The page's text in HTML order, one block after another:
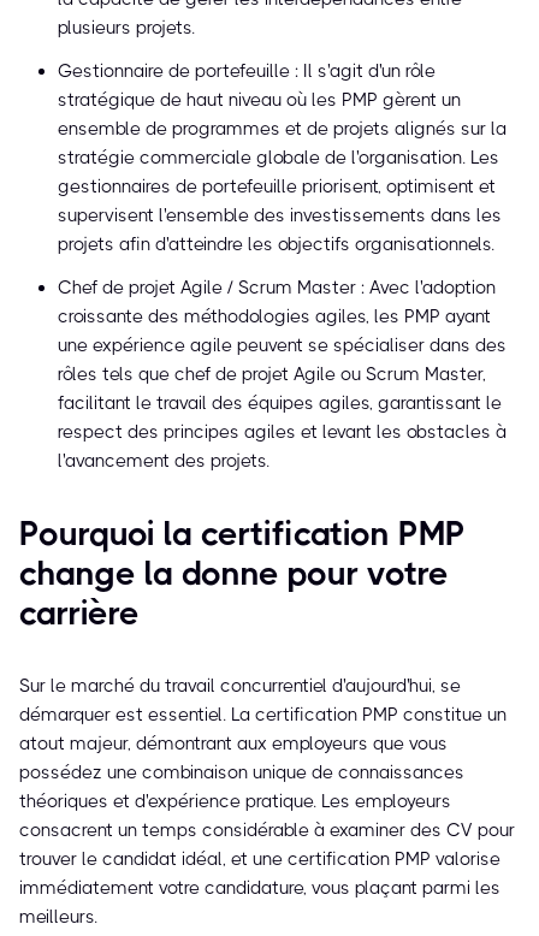
plusieurs projets.
Gestionnaire de portefeuille : Il s'agit d'un rôle
stratégique de haut niveau où les PMP gèrent un
ensemble de programmes et de projets alignés sur la
stratégie commerciale globale de l'organisation. Les
gestionnaires de portefeuille priorisent, optimisent et
supervisent l'ensemble des investissements dans les
projets afin d'atteindre les objectifs organisationnels.
Chef de projet Agile / Scrum Master : Avec l'adoption
croissante des méthodologies agiles, les PMP ayant
une expérience agile peuvent se spécialiser dans des
rôles tels que chef de projet Agile ou Scrum Master,
facilitant le travail des équipes agiles, garantissant le
respect des principes agiles et levant les obstacles à
l'avancement des projets.
Pourquoi la certification PMP
change la donne pour votre
carrière
Sur le marché du travail concurrentiel d'aujourd'hui, se
démarquer est essentiel. La certification PMP constitue un
atout majeur, démontrant aux employeurs que vous
possédez une combinaison unique de connaissances
théoriques et d'expérience pratique. Les employeurs
consacrent un temps considérable à examiner des CV pour
trouver le candidat idéal, et une certification PMP valorise
immédiatement votre candidature, vous plaçant parmi les
meilleurs.